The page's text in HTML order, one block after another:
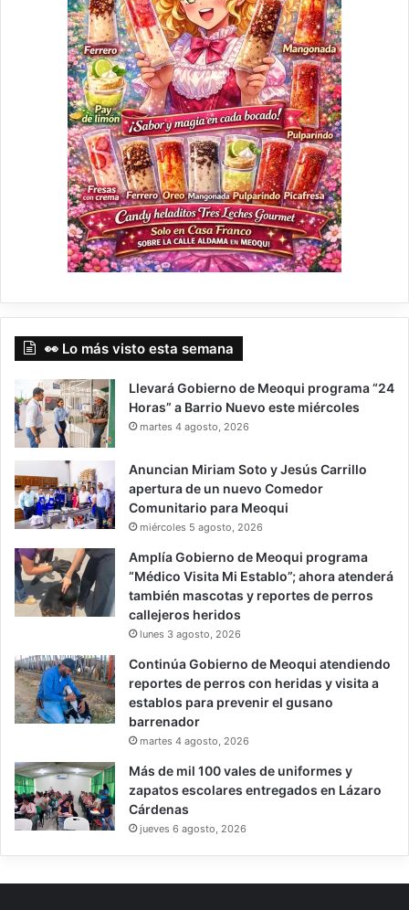
👀 Lo más visto esta semana
Llevará Gobierno de Meoqui programa “24
Horas” a Barrio Nuevo este miércoles
martes 4 agosto, 2026
Anuncian Miriam Soto y Jesús Carrillo
apertura de un nuevo Comedor
Comunitario para Meoqui
miércoles 5 agosto, 2026
Amplía Gobierno de Meoqui programa
“Médico Visita Mi Establo”; ahora atenderá
también mascotas y reportes de perros
callejeros heridos
lunes 3 agosto, 2026
Continúa Gobierno de Meoqui atendiendo
reportes de perros con heridas y visita a
establos para prevenir el gusano
barrenador
martes 4 agosto, 2026
Más de mil 100 vales de uniformes y
zapatos escolares entregados en Lázaro
Cárdenas
jueves 6 agosto, 2026